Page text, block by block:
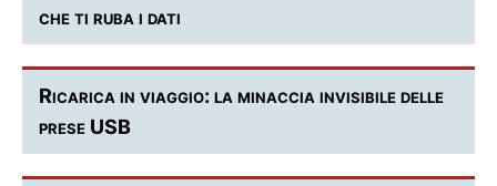
che ti ruba i dati
Ricarica in viaggio: la minaccia invisibile delle
prese USB